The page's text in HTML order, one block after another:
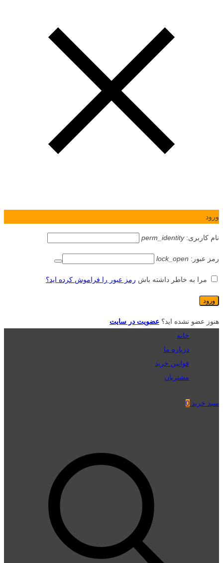
ورود
نام کاربری:perm_identity
رمز عبور: lock_open
مرا به خاطر داشته باش رمز عبور را فراموش کرده اید؟
هنوز عضو نشده اید؟ عضویت در سایت
خانه
درباره ما
قوانین خرید
مشتریان
سبد خرید 0